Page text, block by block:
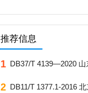
推荐信息
1 DB37/T 4139—2020 山东省花生水肥一体化
2 DB11/T 1377.1-2016 北京市残障儿童康复机构